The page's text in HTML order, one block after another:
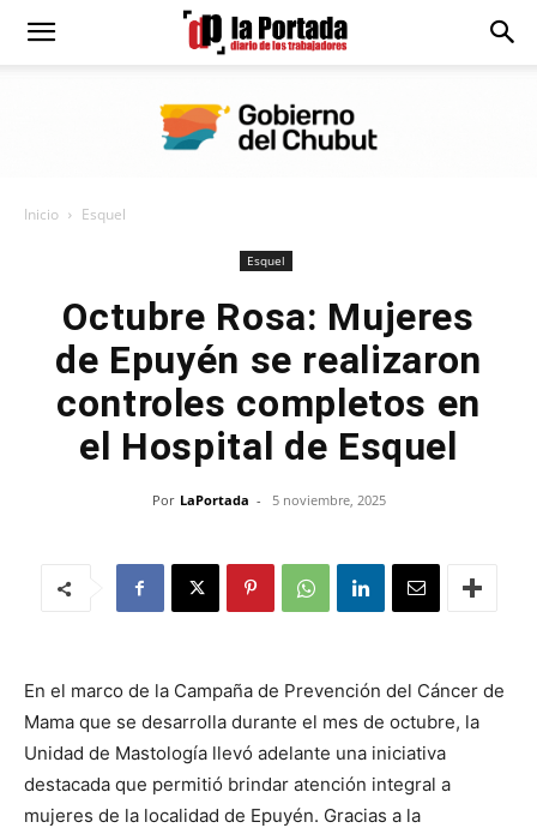
Diario
Inicio Esquel
Esquel
Octubre Rosa: Mujeres
de Epuyén se realizaron
controles completos en
el Hospital de Esquel
Por LaPortada - 5 noviembre, 2025
En el marco de la Campaña de Prevención del Cáncer de
Mama que se desarrolla durante el mes de octubre, la
Unidad de Mastología llevó adelante una iniciativa
destacada que permitió brindar atención integral a
mujeres de la localidad de Epuyén. Gracias a la